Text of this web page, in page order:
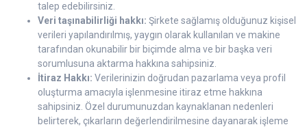
talep edebilirsiniz.
Veri taşınabilirliği hakkı: Şirkete sağlamış olduğunuz kişisel
verileri yapılandırılmış, yaygın olarak kullanılan ve makine
tarafından okunabilir bir biçimde alma ve bir başka veri
sorumlusuna aktarma hakkına sahipsiniz.
İtiraz Hakkı: Verilerinizin doğrudan pazarlama veya profil
oluşturma amacıyla işlenmesine itiraz etme hakkına
sahipsiniz. Özel durumunuzdan kaynaklanan nedenleri
belirterek, çıkarların değerlendirilmesine dayanarak işleme